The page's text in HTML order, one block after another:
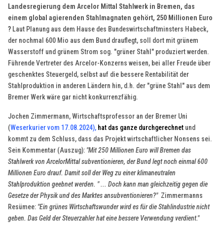
Landesregierung dem Arcelor Mittal Stahlwerk in Bremen, das
einem global agierenden Stahlmagnaten gehört, 250 Millionen Euro
? Laut Planung aus dem Hause des Bundeswirtschaftminsters Habeck,
der nochmal 600 Mio aus dem Bund drauflegt, soll dort mit grünem
Wasserstoff und grünem Strom sog. "grüner Stahl" produziert werden.
Führende Vertreter des Arcelor-Konzerns weisen, bei aller Freude über
geschenktes Steuergeld, selbst auf die bessere Rentabilität der
Stahlproduktion in anderen Ländern hin, d.h. der "grüne Stahl" aus dem
Bremer Werk wäre gar nicht konkurrenzfähig.
Jochen Zimmermann, Wirtschaftsprofessor an der Bremer Uni
(Weserkurier vom 17.08.2024), hat das ganze durchgerechnet und
kommt zu dem Schluss, dass das Projekt wirtschaftlicher Nonsens sei.
Sein Kommentar (Auszug): "Mit 250 Millionen Euro will Bremen das
Stahlwerk von ArcelorMittal subventionieren, der Bund legt noch einmal 600
Millionen Euro drauf. Damit soll der Weg zu einer klimaneutralen
Stahlproduktion geebnet werden. " ... Doch kann man gleichzeitig gegen die
Gesetze der Physik und des Marktes ansubventionieren?"Zimmermanns
Resümee: "Ein grünes Wirtschaftswunder wird es für die Stahlindustrie nicht
geben. Das Geld der Steuerzahler hat eine bessere Verwendung verdient."